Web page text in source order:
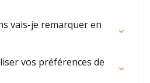
vais-je remarquer en
vos préférences de